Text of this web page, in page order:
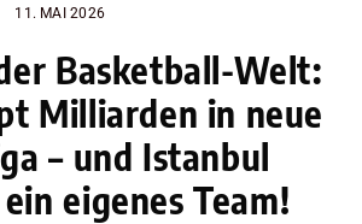
11. MAI 2026
Basketball-Welt:
Milliarden in neue
– und Istanbul
eigenes Team!